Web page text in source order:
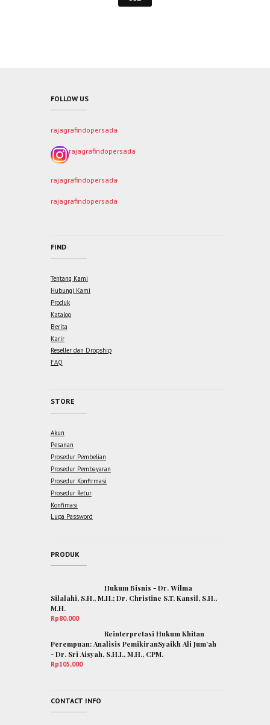
FOLLOW US
rajagrafindopersada
rajagrafindopersada
rajagrafindopersada
rajagrafindopersada
FIND
Tentang Kami
Hubungi Kami
Produk
Katalog
Berita
Karir
Reseller dan Dropship
FAQ
STORE
Akun
Pesanan
Prosedur Pembelian
Prosedur Pembayaran
Prosedur Konfirmasi
Prosedur Retur
Konfimasi
Lupa Password
PRODUK
Hukum Bisnis - Dr. Wilma
Silalahi, S.H., M.H.; Dr. Christine S.T. Kansil, S.H.,
M.H.
Rp80,000
Reinterpretasi Hukum Khitan
Perempuan: Analisis PemikiranSyaikh Ali Jum’ah
- Dr. Sri Aisyah, S.H.I., M.H., CPM.
Rp105,000
CONTACT INFO